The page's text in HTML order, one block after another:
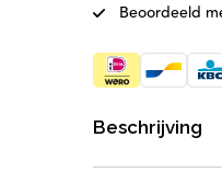
Beoordeeld
Beschrijving